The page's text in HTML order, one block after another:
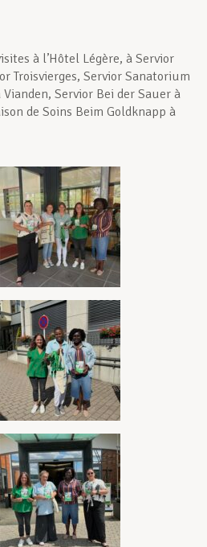
à l’Hôtel Légère, à Servior
Troisvierges, Servior Sanatorium
Servior Bei der Sauer à
de Soins Beim Goldknapp à